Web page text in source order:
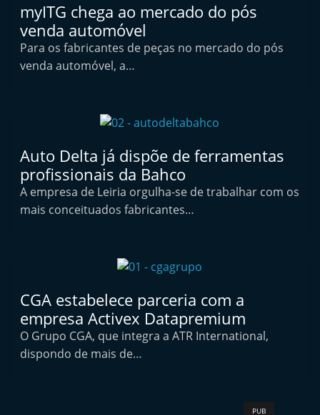
o
A
f
t
a
r
k
e
o
m
ó
myITG chega ao mercado do pós
venda automóvel
Para os fabricantes de peças no mercado do pós
venda automóvel, a…
Auto Delta já dispõe de ferramentas
profissionais da Bahco
A empresa de Leiria orgulha-se de trabalhar com os
mais conceituados fabricantes…
CGA estabelece parceria com a
empresa Activex Datapremium
O Grupo CGA, que integra a ATR International,
dispondo de mais de…
PUB